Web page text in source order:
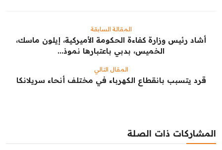
Arabic
المقالة السابقة
أشاد رئيس وزارة كفاءة الحكومة الأميركية، إيلون ماسك،
الخميس، بدبي باعتبارها نموذ...
المقال التالي
قرد يتسبب بانقطاع الكهرباء في مختلف أنحاء سريلانكا
المشاركات ذات الصلة